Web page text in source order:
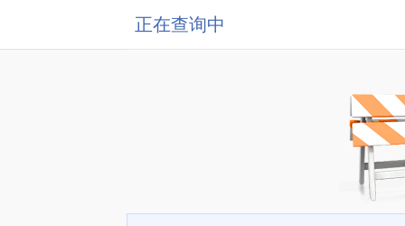
正在查询中